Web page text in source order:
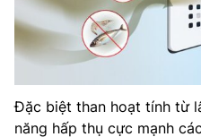
Đặc biệt than hoạt tính từ
năng hấp thụ cực mạnh